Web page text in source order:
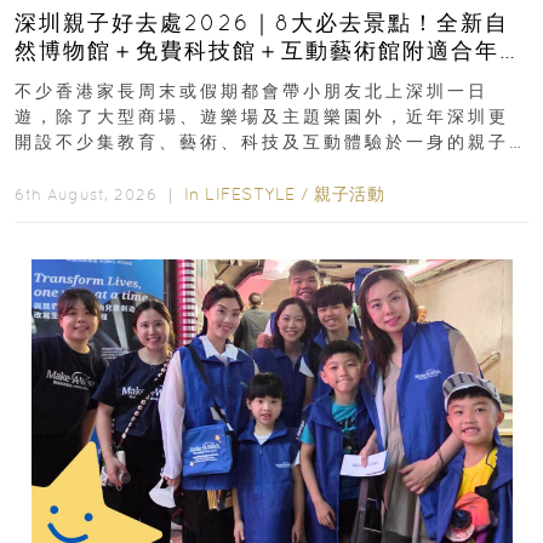
深圳親子好去處2026｜8大必去景點！全新自
然博物館＋免費科技館＋互動藝術館附適合年
齡、交通、門票、開放時間
不少香港家長周末或假期都會帶小朋友北上深圳一日
遊，除了大型商場、遊樂場及主題樂園外，近年深圳更
開設不少集教育、藝術、科技及互動體驗於一身的親子
6th August, 2026 ｜ In LIFESTYLE / 親子活動